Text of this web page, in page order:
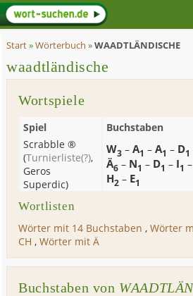
Start»Wörterbuch »WAADTLÄNDISCHE
waadtländische
Wortspiele
Spiel Buchstaben
Scrabble ®
(Turnierliste(?),
Geros
Superdic)
W3 –A1 –A1 – D1
Ä6 – N1 – D1 – I1
H2 – E1
Wortlisten
Wörter mit 14 Buchstaben ,Wörter
CH ,Wörter mit Ä
Buchstaben von